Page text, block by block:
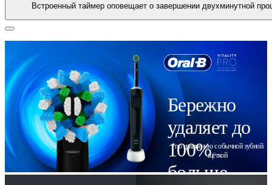
Встроенный таймер оповещает о завершении двухминутной
Бережно
удаляет до
100%
больше
*по сравнению с обычной зубной
щёткой